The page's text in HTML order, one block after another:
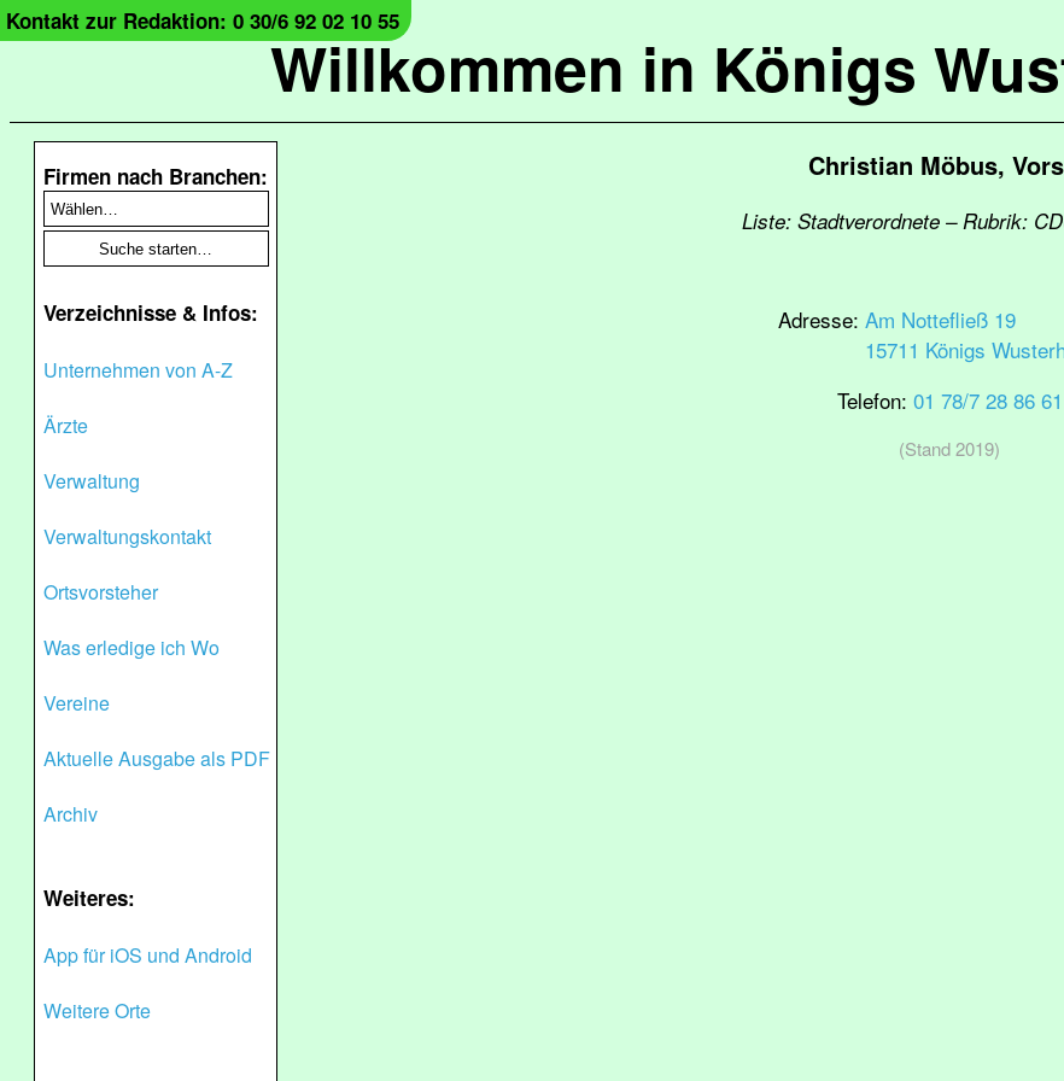
Willkommen in Königs
Kontakt zur Redaktion: 0 30/6 92 02 10 55
Firmen nach Branchen:
Verzeichnisse & Infos:
Unternehmen von A-Z
Ärzte
Verwaltung
Verwaltungskontakt
Ortsvorsteher
Was erledige ich Wo
Vereine
Aktuelle Ausgabe als PDF
Archiv
Weiteres:
App für iOS und Android
Weitere Orte
Christian Möbus,
Liste: Stadtverordnete – Rubrik:
Adresse: Am Nottefließ 19
15711 Königs
Telefon: 01 78/7 28 86 61
(Stand 2019)